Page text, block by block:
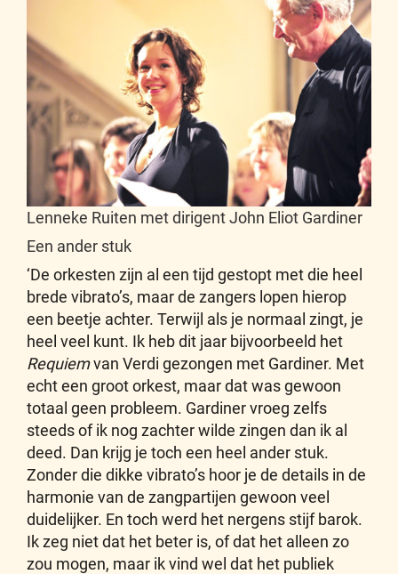
Lenneke Ruiten met dirigent John Eliot Gardiner
Een ander stuk
‘De orkesten zijn al een tijd gestopt met die heel
brede vibrato’s, maar de zangers lopen hierop
een beetje achter. Terwijl als je normaal zingt, je
heel veel kunt. Ik heb dit jaar bijvoorbeeld het
Requiemvan Verdi gezongen met Gardiner. Met
echt een groot orkest, maar dat was gewoon
totaal geen probleem. Gardiner vroeg zelfs
steeds of ik nog zachter wilde zingen dan ik al
deed. Dan krijg je toch een heel ander stuk.
Zonder die dikke vibrato’s hoor je de details in de
harmonie van de zangpartijen gewoon veel
duidelijker. En toch werd het nergens stijf barok.
Ik zeg niet dat het beter is, of dat het alleen zo
zou mogen, maar ik vind wel dat het publiek